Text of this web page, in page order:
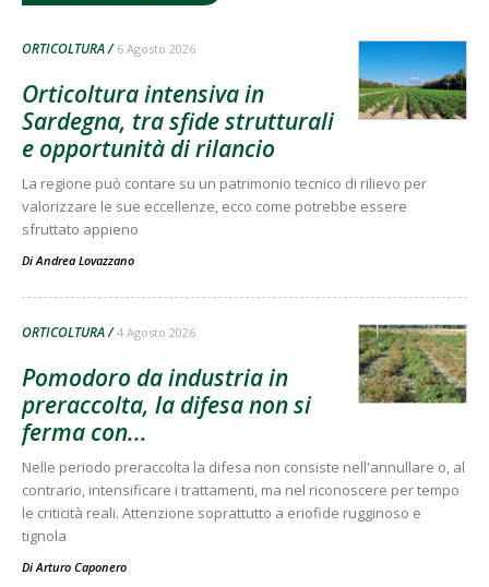
ORTICOLTURA 6 Agosto 2026
Orticoltura intensiva in
Sardegna, tra sfide strutturali
e opportunità di rilancio
La regione può contare su un patrimonio tecnico di rilievo per
valorizzare le sue eccellenze, ecco come potrebbe essere
sfruttato appieno
DiAndrea Lovazzano
ORTICOLTURA 4 Agosto 2026
Pomodoro da industria in
preraccolta, la difesa non si
ferma con...
Nelle periodo preraccolta la difesa non consiste nell'annullare o, al
contrario, intensificare i trattamenti, ma nel riconoscere per tempo
le criticità reali. Attenzione soprattutto a eriofide rugginoso e
tignola
DiArturo Caponero